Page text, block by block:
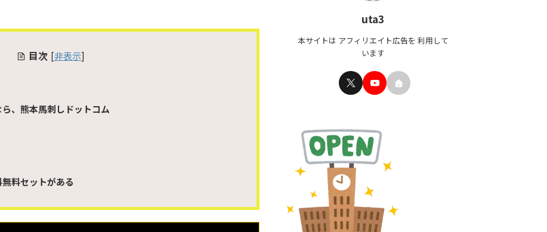
目次 [非表示]
、熊本馬刺しドットコム
料セットがある
uta3
本サイトは アフィリエイト広告を 利用して
います